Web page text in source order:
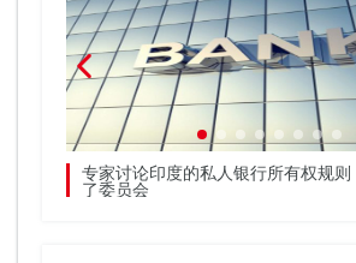
专家讨论印度的私人银行所有权规
了委员会